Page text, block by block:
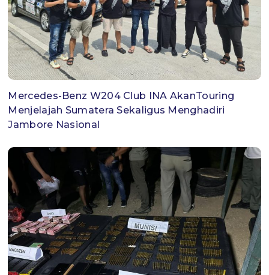
Mercedes-Benz W204 Club INA AkanTouring
Menjelajah Sumatera Sekaligus Menghadiri
Jambore Nasional